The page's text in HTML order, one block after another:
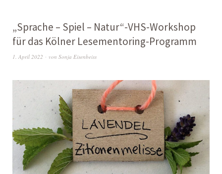
„Sprache – Spiel – Natur“-VHS-Workshop
für das Kölner Lesementoring-Programm
1. April 2022 von Sonja Eisenbeiss